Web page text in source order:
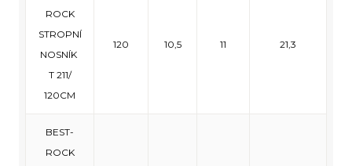
ROCK
STROPNÍ
NOSNÍK
T 211/
120CM
120 10,5 11 21,3
BEST-
ROCK